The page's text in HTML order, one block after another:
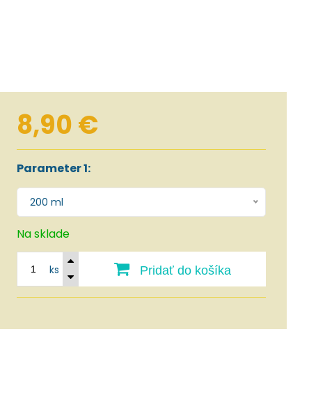
8,90 €
Parameter 1:
200 ml
Na sklade
ks Pridať do košíka